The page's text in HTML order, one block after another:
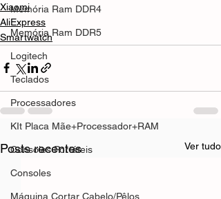
Memória Ram DDR4
Memória Ram DDR5
Logitech
Teclados
Processadores
KIt Placa Mãe+Processador+RAM
Consoles Portáteis
Consoles
Máquina Cortar Cabelo/Pêlos
Xiaomi
AliExpress
Smartwatch
Posts recentes Ver tudo